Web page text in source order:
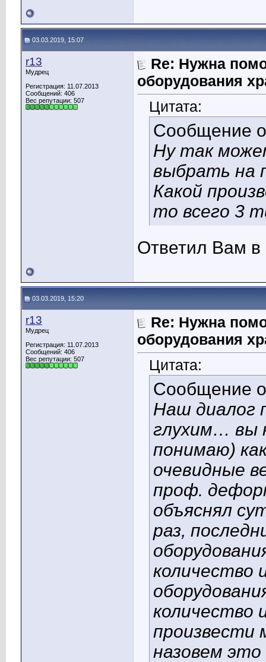
03.03.2019, 15:07
r13
Мудрец
Регистрация: 11.07.2013
Сообщений: 406
Вес репутации: 507
Re: Нужна
оборудования
Цитата:
Сообщение
Ну так
выбрать на
Какой
то всего 3
Ответил Вам в
03.03.2019, 15:20
r13
Мудрец
Регистрация: 11.07.2013
Сообщений: 406
Вес репутации: 507
Re: Нужна
оборудования
Цитата:
Сообщение
Наш диалог
глухим… вы
понимаю)
очевидные
проф.
объяснял
раз,
количество
количество
произвести
назовем